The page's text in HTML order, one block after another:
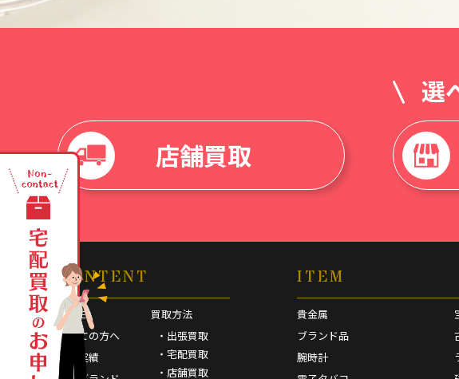
選
店舗買取
CONTENT
HOME
初めての方へ
買取実績
買取方法
・出張買取
・宅配買取
・店舗買取
ITEM
貴金属
ブランド品
腕時計